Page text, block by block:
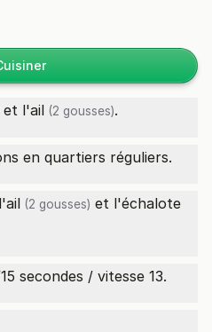
et l'ail (2 gousses).
en quartiers réguliers.
ail (2 gousses) et l'échalote
secondes / vitesse 13.